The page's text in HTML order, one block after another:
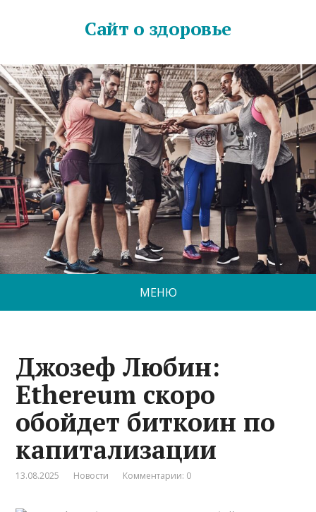
Сайт о здоровье
МЕНЮ
Джозеф Любин:
Ethereum скоро
обойдет биткоин по
капитализации
13.08.2025 Новости Комментарии: 0